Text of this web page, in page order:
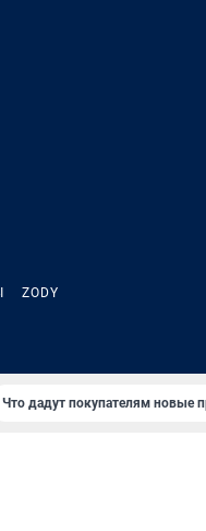
ZODY
Что дадут покупателям новые